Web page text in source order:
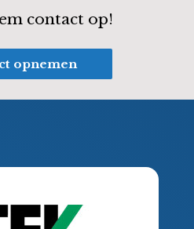
contact op!
opnemen